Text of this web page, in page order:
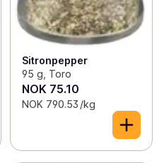
Sitronpepper
95 g, Toro
NOK 75.10
NOK 790.53 /kg